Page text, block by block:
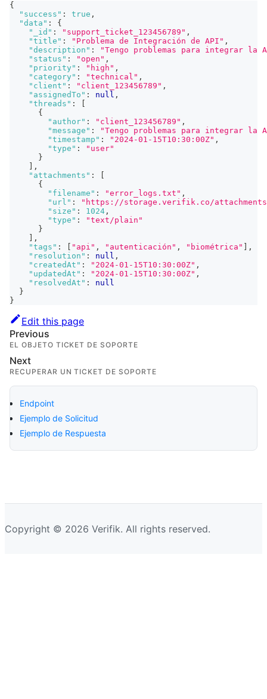
{
"success" : true ,
"data" :
{
"_id" : "support_ticket_123456789" ,
"title" : "Problema de Integración de API" ,
"description" :
"Tengo problemas para integrar
"status" : "open" ,
"priority" : "high" ,
"category" : "technical" ,
"client" : "client_123456789" ,
"assignedTo" : null ,
"threads" :
{
"author" : "client_123456789" ,
"message" :
"Tengo problemas para integrar
"timestamp" : "2024-01-15T10:30:00Z" ,
"type" :
"user"
}
,
"attachments" :
{
"filename" : "error_logs.txt" ,
"url" :
"https://storage.verifik.co/
"size" : 1024 ,
"type" :
"text/plain"
}
,
"tags" : "api" , "autenticación" , "biométrica"
,
"resolution" : null ,
"createdAt" : "2024-01-15T10:30:00Z" ,
"updatedAt" : "2024-01-15T10:30:00Z" ,
"resolvedAt" :
null
}
}
Edit this page
Previous
EL OBJETO TICKET DE SOPORTE
Next
RECUPERAR UN TICKET DE SOPORTE
Endpoint
Ejemplo de Solicitud
Ejemplo de Respuesta
Copyright © 2026 Verifik. All rights reserved.